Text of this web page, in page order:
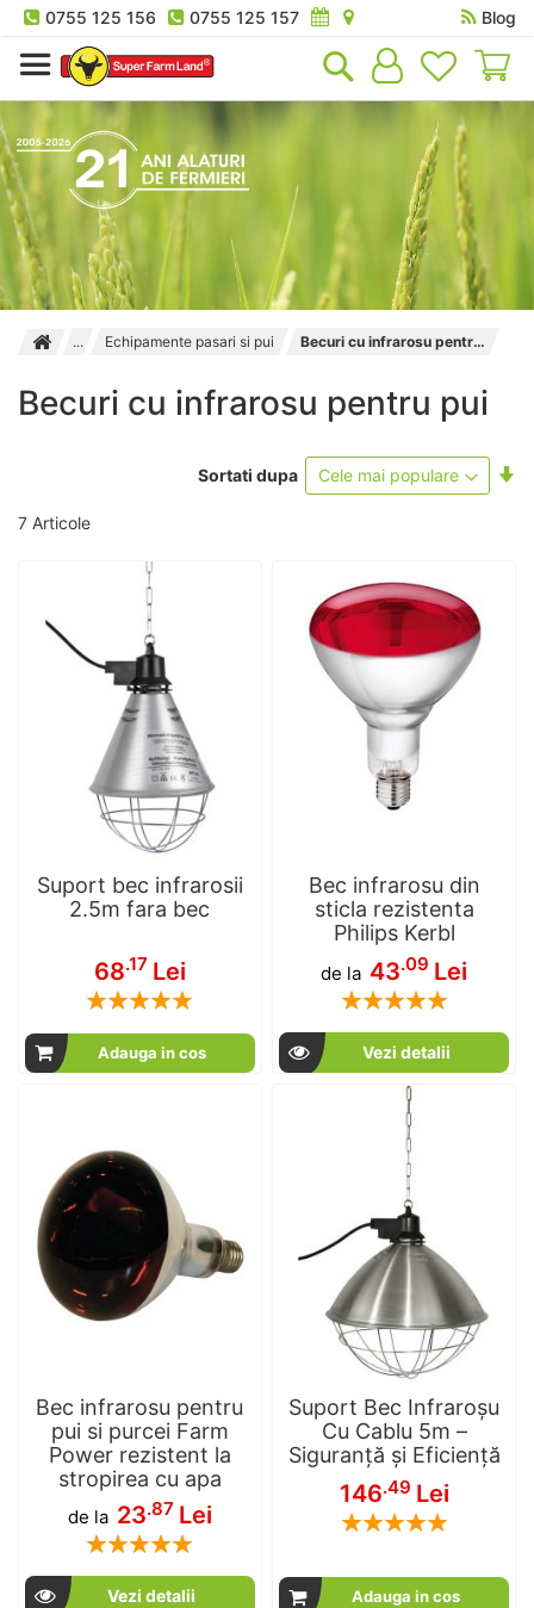
0755 125 156 0755 125 157
Blog
Echipamente pasari si pui Becuri cu infrarosu pentru pui
Becuri cu infrarosu pentru pui
7 Articole
Sortati dupa
Suport bec infrarosii
2.5m fara bec
68.17 Lei
Rating:
Adauga in cos
Bec infrarosu din
sticla rezistenta
Philips Kerbl
de la 43.09 Lei
Rating:
Vezi detalii
Bec infrarosu pentru
pui si purcei Farm
Power rezistent la
stropirea cu apa
de la 23.87 Lei
Rating:
Vezi detalii
Suport Bec Infraroșu
Cu Cablu 5m –
Siguranță și Eficiență
146.49 Lei
Rating:
Adauga in cos